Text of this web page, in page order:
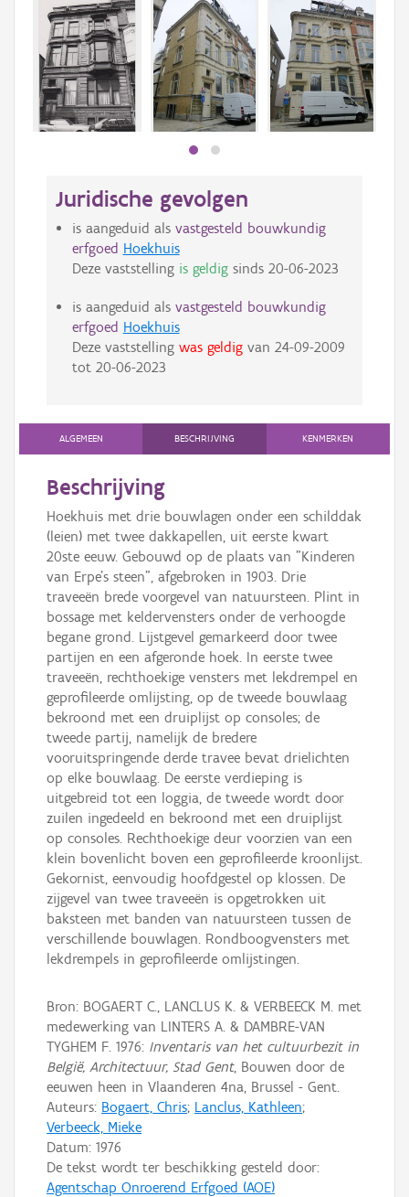
Juridische gevolgen
is aangeduid als vastgesteld bouwkundig
erfgoed Hoekhuis
Deze vaststelling is geldigsinds 20-06-2023
is aangeduid als vastgesteld bouwkundig
erfgoed Hoekhuis
Deze vaststelling was geldigvan 24-09-2009
tot 20-06-2023
ALGEMEEN BESCHRIJVING KENMERKEN
Beschrijving
Hoekhuis met drie bouwlagen onder een schilddak
(leien) met twee dakkapellen, uit eerste kwart
20ste eeuw. Gebouwd op de plaats van "Kinderen
van Erpe's steen", afgebroken in 1903. Drie
traveeën brede voorgevel van natuursteen. Plint in
bossage met keldervensters onder de verhoogde
begane grond. Lijstgevel gemarkeerd door twee
partijen en een afgeronde hoek. In eerste twee
traveeën, rechthoekige vensters met lekdrempel en
geprofileerde omlijsting, op de tweede bouwlaag
bekroond met een druiplijst op consoles; de
tweede partij, namelijk de bredere
vooruitspringende derde travee bevat drielichten
op elke bouwlaag. De eerste verdieping is
uitgebreid tot een loggia, de tweede wordt door
zuilen ingedeeld en bekroond met een druiplijst
op consoles. Rechthoekige deur voorzien van een
klein bovenlicht boven een geprofileerde kroonlijst.
Gekornist, eenvoudig hoofdgestel op klossen. De
zijgevel van twee traveeën is opgetrokken uit
baksteen met banden van natuursteen tussen de
verschillende bouwlagen. Rondboogvensters met
lekdrempels in geprofileerde omlijstingen.
Bron: BOGAERT C., LANCLUS K. & VERBEECK M. met
medewerking van LINTERS A. & DAMBRE-VAN
TYGHEM F. 1976: Inventaris van het cultuurbezit in
België, Architectuur, Stad Gent, Bouwen door de
eeuwen heen in Vlaanderen 4na, Brussel - Gent.
Auteurs: Bogaert, Chris; Lanclus, Kathleen;
Verbeeck, Mieke
Datum: 1976
De tekst wordt ter beschikking gesteld door:
Agentschap Onroerend Erfgoed (AOE)